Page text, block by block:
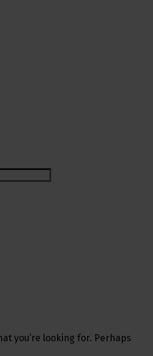
you’re looking for. Perhaps